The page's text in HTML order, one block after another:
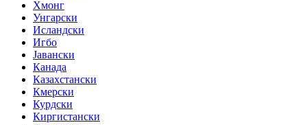
Хмонг
Унгарски
Исландски
Игбо
Јавански
Канада
Казахстански
Кмерски
Курдски
Киргистански